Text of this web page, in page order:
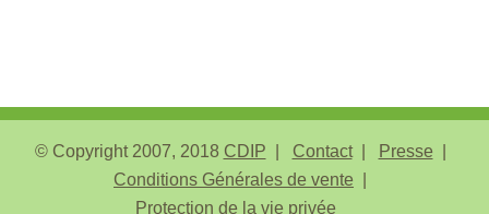
© Copyright 2007, 2018 CDIP Contact
Presse
Conditions Générales de vente
Protection de la vie privée